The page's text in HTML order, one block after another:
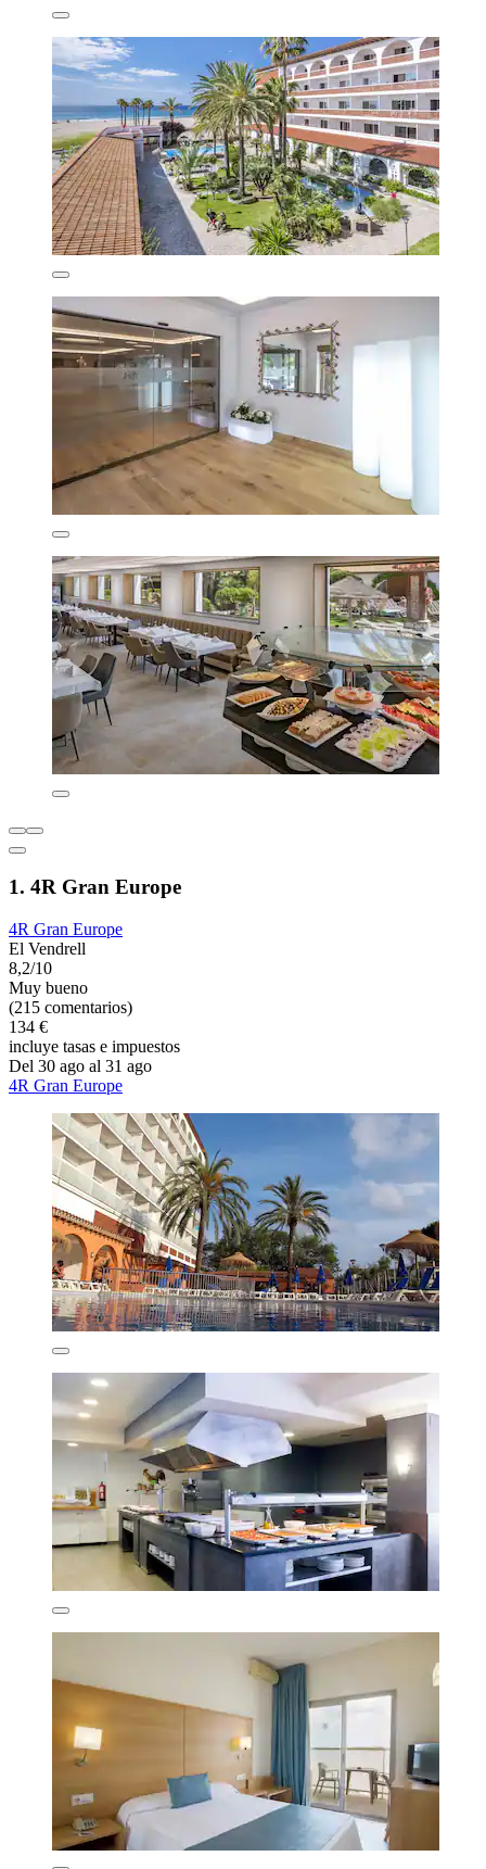
1. 4R Gran Europe
4R Gran Europe
El Vendrell
8,2/10
Muy bueno
(215 comentarios)
134 €
incluye tasas e impuestos
Del 30 ago al 31 ago
4R Gran Europe